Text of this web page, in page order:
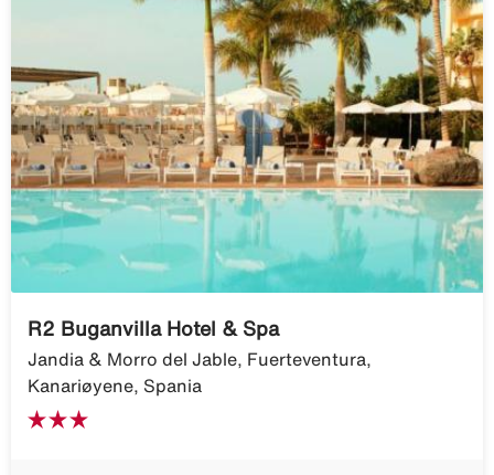
R2 Buganvilla Hotel & Spa
Jandia & Morro del Jable, Fuerteventura,
Kanariøyene, Spania